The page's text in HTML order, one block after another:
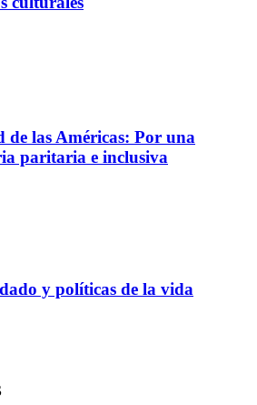
de las Américas: Por una
paritaria e inclusiva
y políticas de la vida